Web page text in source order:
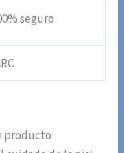
seguro
producto